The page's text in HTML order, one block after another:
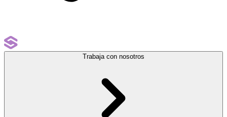
Trabaja con nosotros